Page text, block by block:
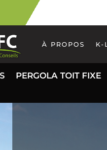
À PROPOS K-
PERGOLA TOIT FIXE